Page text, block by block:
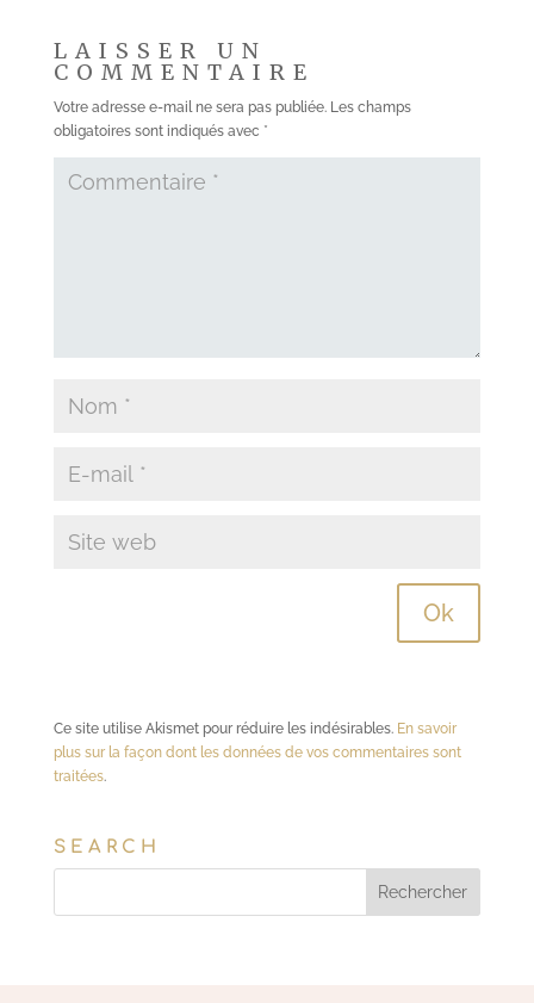
LAISSER UN
COMMENTAIRE
Votre adresse e-mail ne sera pas publiée. Les champs
obligatoires sont indiqués avec *
Ce site utilise Akismet pour réduire les indésirables. En savoir
plus sur la façon dont les données de vos commentaires sont
traitées.
SEARCH